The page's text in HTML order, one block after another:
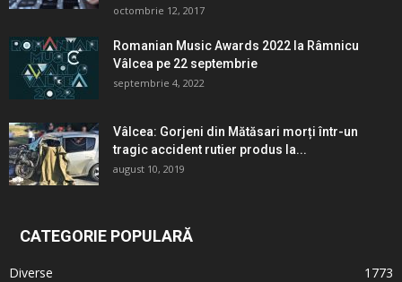
octombrie 12, 2017
Romanian Music Awards 2022 la Râmnicu
Vâlcea pe 22 septembrie
septembrie 4, 2022
Vâlcea: Gorjeni din Mătăsari morți într-un
tragic accident rutier produs la...
august 10, 2019
CATEGORIE POPULARĂ
Diverse
1773